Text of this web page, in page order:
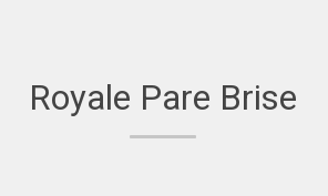
Royale Pare Brise